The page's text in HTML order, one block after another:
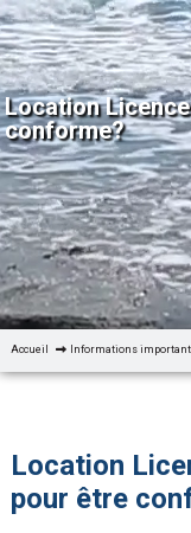
Location
conforme?
Accueil Informations
Location
pour être